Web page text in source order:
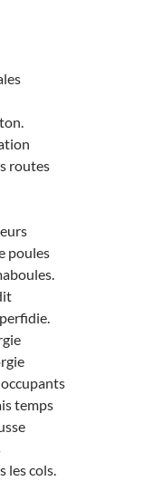
routes
poules
temps
les cols.